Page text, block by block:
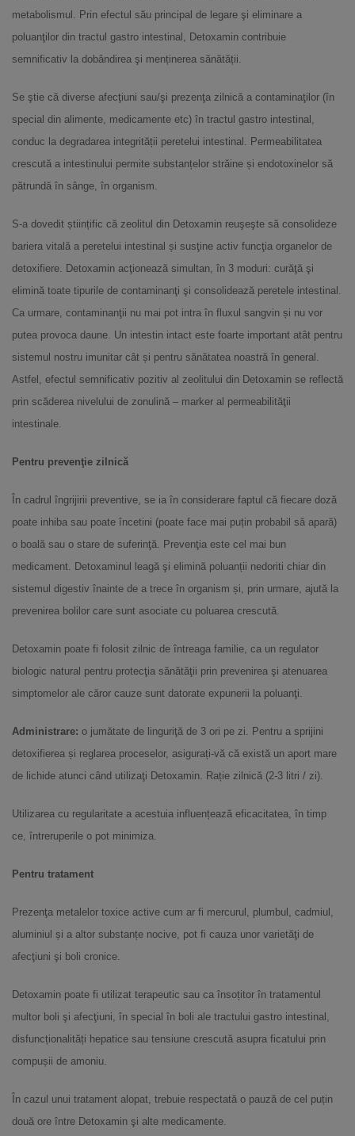
metabolismul. Prin efectul său principal de legare şi eliminare a
poluanţilor din tractul gastro intestinal, Detoxamin contribuie
semnificativ la dobândirea şi menținerea sănătății.
Se ştie că diverse afecţiuni sau/şi prezenţa zilnică a contaminaţilor (în
special din alimente, medicamente etc) în tractul gastro intestinal,
conduc la degradarea integrității peretelui intestinal. Permeabilitatea
crescută a intestinului permite substanțelor străine și endotoxinelor să
pătrundă în sânge, în organism.
S-a dovedit științific că zeolitul din Detoxamin reuşeşte să consolideze
bariera vitală a peretelui intestinal și susţine activ funcţia organelor de
detoxifiere. Detoxamin acţionează simultan, în 3 moduri: curăţă şi
elimină toate tipurile de contaminanţi şi consolidează peretele intestinal.
Ca urmare, contaminanţii nu mai pot intra în fluxul sangvin și nu vor
putea provoca daune. Un intestin intact este foarte important atât pentru
sistemul nostru imunitar cât și pentru sănătatea noastră în general.
Astfel, efectul semnificativ pozitiv al zeolitului din Detoxamin se reflectă
prin scăderea nivelului de zonulină – marker al permeabilităţii
intestinale.
Pentru prevenţie zilnică
În cadrul îngrijirii preventive, se ia în considerare faptul că fiecare doză
poate inhiba sau poate încetini (poate face mai puțin probabil să apară)
o boală sau o stare de suferinţă. Prevenţia este cel mai bun
medicament. Detoxaminul leagă şi elimină poluanții nedoriti chiar din
sistemul digestiv înainte de a trece în organism și, prin urmare, ajută la
prevenirea bolilor care sunt asociate cu poluarea crescută.
Detoxamin poate fi folosit zilnic de întreaga familie, ca un regulator
biologic natural pentru protecţia sănătăţii prin prevenirea şi atenuarea
simptomelor ale căror cauze sunt datorate expunerii la poluanţi.
Administrare: o jumătate de linguriţă de 3 ori pe zi. Pentru a sprijini
detoxifierea și reglarea proceselor, asigurați-vă că există un aport mare
de lichide atunci când utilizaţi Detoxamin. Rație zilnică (2-3 litri / zi).
Utilizarea cu regularitate a acestuia influențează eficacitatea, în timp
ce, întreruperile o pot minimiza.
Pentru tratament
Prezenţa metalelor toxice active cum ar fi mercurul, plumbul, cadmiul,
aluminiul și a altor substanțe nocive, pot fi cauza unor varietăţi de
afecţiuni şi boli cronice.
Detoxamin poate fi utilizat terapeutic sau ca însoțitor în tratamentul
multor boli şi afecţiuni, în special în boli ale tractului gastro intestinal,
disfuncționalități hepatice sau tensiune crescută asupra ficatului prin
compușii de amoniu.
În cazul unui tratament alopat, trebuie respectată o pauză de cel puțin
două ore între Detoxamin şi alte medicamente.